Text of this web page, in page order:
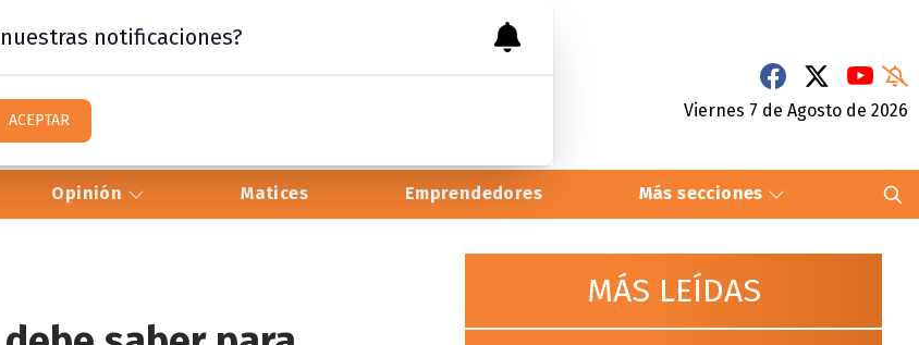
Viernes 7 de Agosto de 2026
Opinión Matices Emprendedores Más secciones
MÁS LEÍDAS
notificaciones?
ACEPTAR